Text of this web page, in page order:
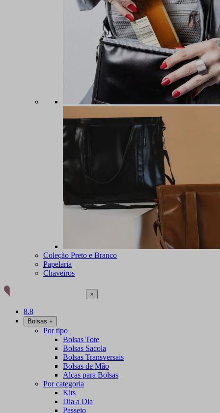
Coleção Preto e Branco
Papelaria
Chaveiros
×
8.8
Bolsas +
Por tipo
Bolsas Tote
Bolsas Sacola
Bolsas Transversais
Bolsas de Mão
Alças para Bolsas
Por categoria
Kits
Dia a Dia
Passeio